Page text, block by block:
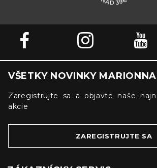
VŠETKY NOVINKY
Zaregistrujte sa a objavte naše
akcie
ZAREGISTRUJTE SA